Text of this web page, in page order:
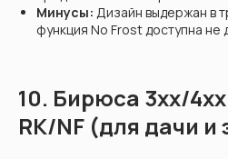
Минусы: Дизайн выдержан в
функция No Frost доступна не
10. Бирюса 3xx/
RK/NF (для дачи